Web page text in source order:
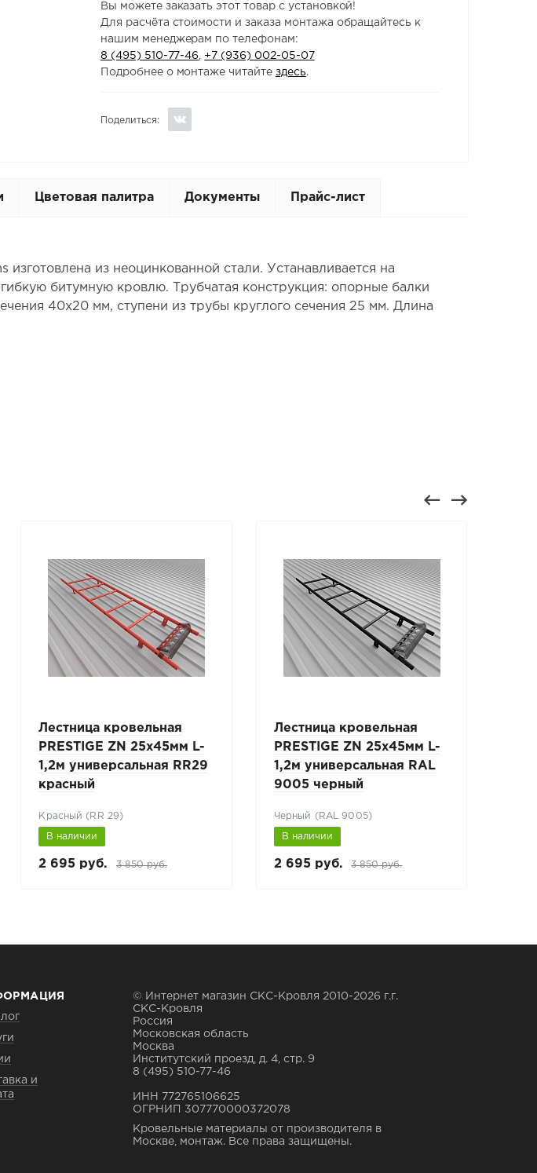
Вы можете заказать этот товар с установкой!
Для расчёта стоимости и заказа монтажа обращайтесь к
нашим менеджерам по телефонам:
8 (495) 510-77-46
+7 (936) 002-05-07
Подробнее о монтаже читайте здесь.
Поделиться:
Цветовая палитра Документы Прайс-лист
изготовлена из неоцинкованной стали. Устанавливается на
битумную кровлю. Трубчатая конструкция: опорные балки
40х20 мм, ступени из трубы круглого сечения 25 мм. Длина
Лестница кровельная
PRESTIGE ZN 25x45мм L-
1,2м универсальная RR29
красный
Красный (RR 29)
В наличии
2 695 руб. 3 850 руб.
Лестница кровельная
PRESTIGE ZN 25x45мм L-
1,2м универсальная RAL
9005 черный
Черный (RAL 9005)
В наличии
2 695 руб. 3 850 руб.
и
© Интернет магазин СКС-Кровля 2010-2026 г.г.
СКС-Кровля
Россия
Московская область
Москва
Институтский проезд, д. 4, стр. 9
8 (495) 510-77-46
ИНН 772765106625
ОГРНИП 307770000372078
Кровельные материалы от производителя в
Москве, монтаж. Все права защищены.